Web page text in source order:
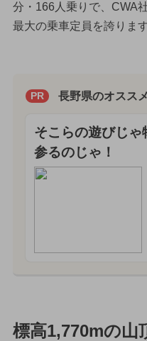
分・166人乗りで、CWA
最大の乗車定員を誇ります
PR 長野県のオスス
そこらの遊びじ
参るのじゃ！
標高1,770mの山